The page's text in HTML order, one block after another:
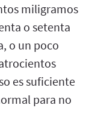
miligramos
o setenta
o un poco
es suficiente
para no